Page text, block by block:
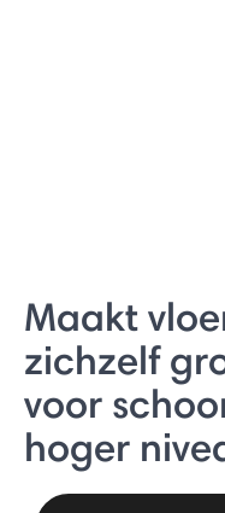
Maakt
zichzelf
voor
hoger